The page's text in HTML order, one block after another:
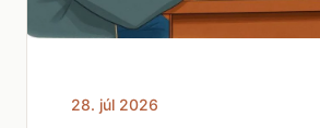
28. júl 2026